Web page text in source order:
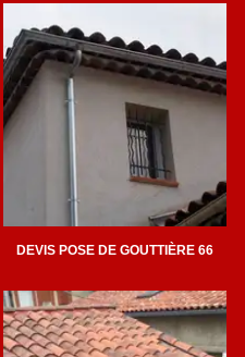
DEVIS POSE DE GOUTTIÈRE 66